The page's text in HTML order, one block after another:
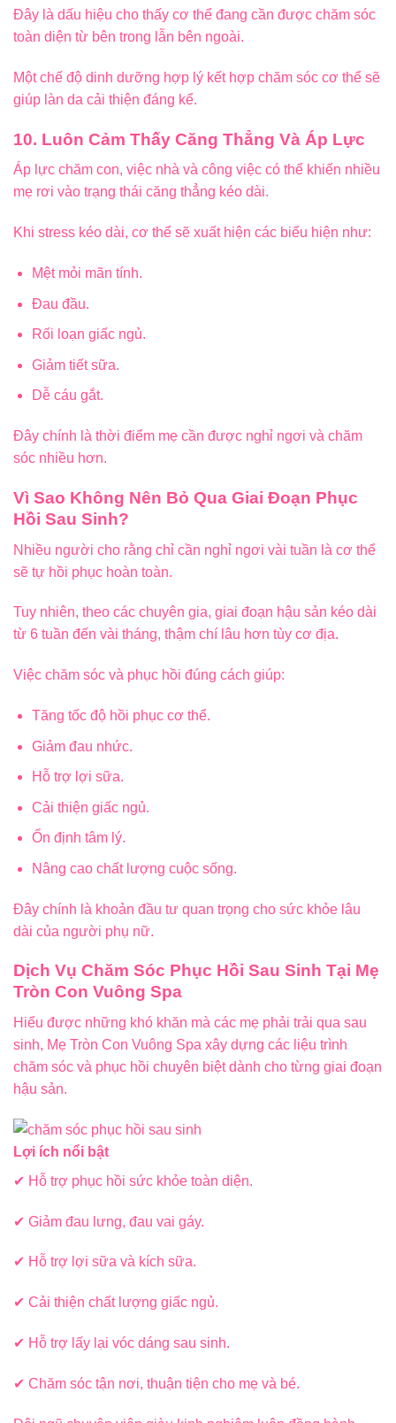
Đây là dấu hiệu cho thấy cơ thể đang cần được chăm sóc
toàn diện từ bên trong lẫn bên ngoài.
Một chế độ dinh dưỡng hợp lý kết hợp chăm sóc cơ thể sẽ
giúp làn da cải thiện đáng kể.
10. Luôn Cảm Thấy Căng Thẳng Và Áp Lực
Áp lực chăm con, việc nhà và công việc có thể khiến nhiều
mẹ rơi vào trạng thái căng thẳng kéo dài.
Khi stress kéo dài, cơ thể sẽ xuất hiện các biểu hiện như:
Mệt mỏi mãn tính.
Đau đầu.
Rối loạn giấc ngủ.
Giảm tiết sữa.
Dễ cáu gắt.
Đây chính là thời điểm mẹ cần được nghỉ ngơi và chăm
sóc nhiều hơn.
Vì Sao Không Nên Bỏ Qua Giai Đoạn Phục
Hồi Sau Sinh?
Nhiều người cho rằng chỉ cần nghỉ ngơi vài tuần là cơ thể
sẽ tự hồi phục hoàn toàn.
Tuy nhiên, theo các chuyên gia, giai đoạn hậu sản kéo dài
từ 6 tuần đến vài tháng, thậm chí lâu hơn tùy cơ địa.
Việc chăm sóc và phục hồi đúng cách giúp:
Tăng tốc độ hồi phục cơ thể.
Giảm đau nhức.
Hỗ trợ lợi sữa.
Cải thiện giấc ngủ.
Ổn định tâm lý.
Nâng cao chất lượng cuộc sống.
Đây chính là khoản đầu tư quan trọng cho sức khỏe lâu
dài của người phụ nữ.
Dịch Vụ Chăm Sóc Phục Hồi Sau Sinh Tại Mẹ
Tròn Con Vuông Spa
Hiểu được những khó khăn mà các mẹ phải trải qua sau
sinh, Mẹ Tròn Con Vuông Spa xây dựng các liệu trình
chăm sóc và phục hồi chuyên biệt dành cho từng giai đoạn
hậu sản.
Lợi ích nổi bật
✔ Hỗ trợ phục hồi sức khỏe toàn diện.
✔ Giảm đau lưng, đau vai gáy.
✔ Hỗ trợ lợi sữa và kích sữa.
✔ Cải thiện chất lượng giấc ngủ.
✔ Hỗ trợ lấy lại vóc dáng sau sinh.
✔ Chăm sóc tận nơi, thuận tiện cho mẹ và bé.